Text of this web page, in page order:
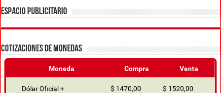
ESPACIO PUBLICITARIO
COTIZACIONES DE MONEDAS
Moneda Compra Venta
Dólar Oficial + $ 1470,00 $ 1520,00